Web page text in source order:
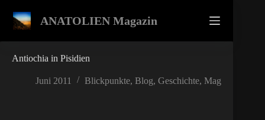
Inhalt
springen
ANATOLIEN Magazin
Antiochia in Pisidien
Juni 2011 Blickpunkte, Blog, Geschichte, Mag